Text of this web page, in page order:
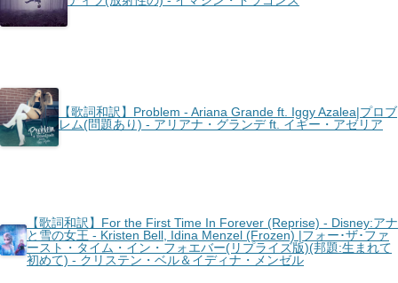
【歌詞和訳】Problem - Ariana Grande ft. Iggy Azalea|プロブ
レム(問題あり) - アリアナ・グランデ ft. イギー・アゼリア
【歌詞和訳】For the First Time In Forever (Reprise) - Disney:アナ
と雪の女王 - Kristen Bell, Idina Menzel (Frozen) |フォー･ザ･ファ
ースト・タイム・イン・フォエバー(リプライズ版)(邦題:生まれて
初めて) - クリステン・ベル＆イディナ・メンゼル